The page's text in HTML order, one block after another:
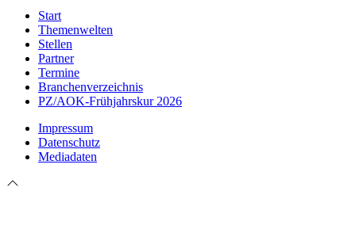
Start
Themenwelten
Stellen
Partner
Termine
Branchenverzeichnis
PZ/AOK-Frühjahrskur 2026
Impressum
Datenschutz
Mediadaten